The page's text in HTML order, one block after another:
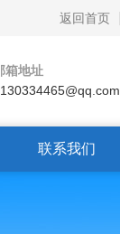
返回首页
箱地址
联系我们